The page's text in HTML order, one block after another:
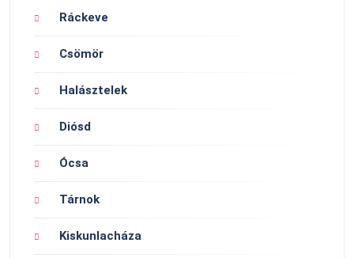
Ráckeve
Csömör
Halásztelek
Diósd
Ócsa
Tárnok
Kiskunlacháza